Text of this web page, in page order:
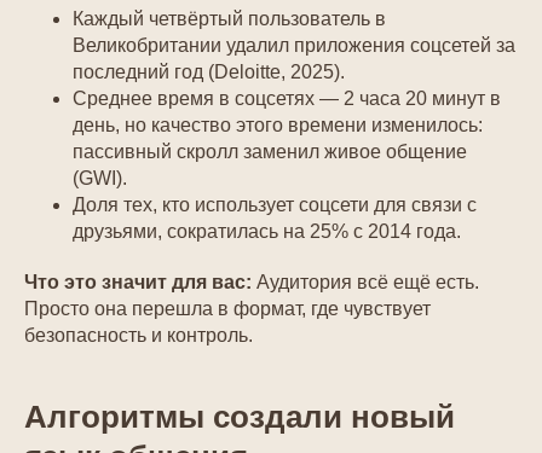
Каждый четвёртый пользователь в
Великобритании удалил приложения соцсетей за
последний год (Deloitte, 2025).
Среднее время в соцсетях — 2 часа 20 минут в
день, но качество этого времени изменилось:
пассивный скролл заменил живое общение
(GWI).
Доля тех, кто использует соцсети для связи с
друзьями, сократилась на 25% с 2014 года.
Что это значит для вас: Аудитория всё ещё есть.
Просто она перешла в формат, где чувствует
безопасность и контроль.
Алгоритмы создали новый